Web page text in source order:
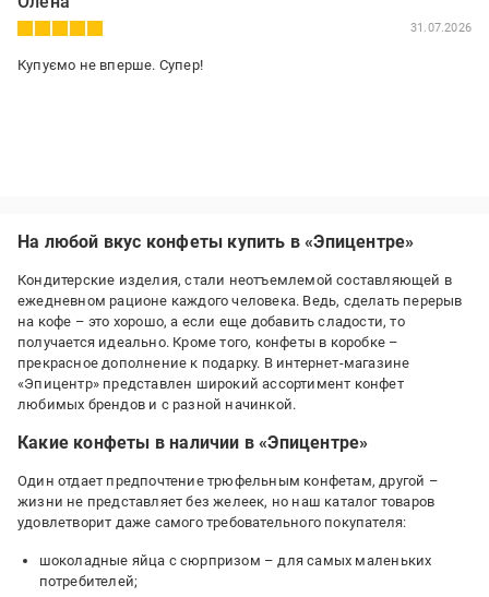
31.07.2026
Купуємо не вперше. Супер!
На любой вкус конфеты купить в «Эпицентре»
Кондитерские изделия, стали неотъемлемой составляющей в
ежедневном рационе каждого человека. Ведь, сделать перерыв
на кофе – это хорошо, а если еще добавить сладости, то
получается идеально. Кроме того, конфеты в коробке –
прекрасное дополнение к подарку. В интернет-магазине
«Эпицентр» представлен широкий ассортимент конфет
любимых брендов и с разной начинкой.
Какие конфеты в наличии в «Эпицентре»
Один отдает предпочтение трюфельным конфетам, другой –
жизни не представляет без желеек, но наш каталог товаров
удовлетворит даже самого требовательного покупателя:
шоколадные яйца с сюрпризом – для самых маленьких
потребителей;